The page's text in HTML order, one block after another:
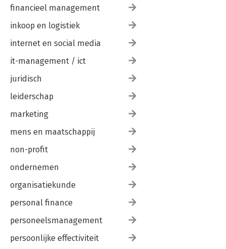
financieel management
inkoop en logistiek
internet en social media
it-management / ict
juridisch
leiderschap
marketing
mens en maatschappij
non-profit
ondernemen
organisatiekunde
personal finance
personeelsmanagement
persoonlijke effectiviteit